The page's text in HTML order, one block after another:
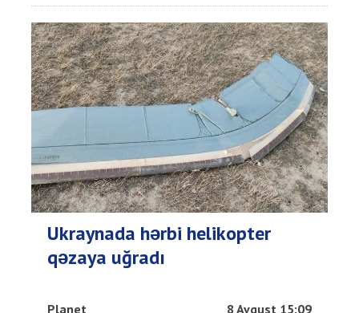
Ukraynada hərbi helikopter
qəzaya uğradı
Planet 8 Avqust 15:09